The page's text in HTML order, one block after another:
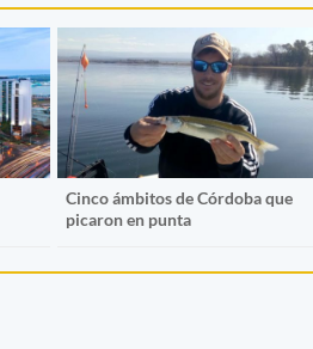
Cinco ámbitos de Córdoba que
picaron en punta